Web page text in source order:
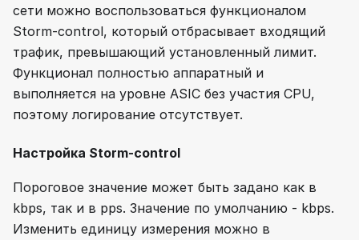
сети можно воспользоваться функционалом
Storm-control, который отбрасывает входящий
трафик, превышающий установленный лимит.
Функционал полностью аппаратный и
выполняется на уровне ASIC без участия CPU,
поэтому логирование отсутствует.
Настройка Storm-control
Пороговое значение может быть задано как в
kbps, так и в pps. Значение по умолчанию - kbps.
Изменить единицу измерения можно в